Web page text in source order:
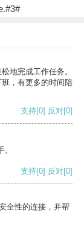
地完成工作任务。
，有更多的时间陪
支持[0] 反对[0]
支持[0] 反对[0]
全性的连接，并帮